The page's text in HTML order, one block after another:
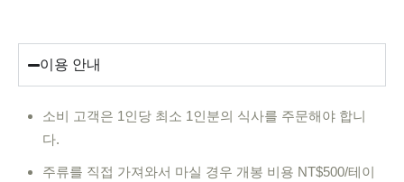
이용 안내
소비 고객은 1인당 최소 1인분의 식사를 주문해야 합니
다.
주류를 직접 가져와서 마실 경우 개봉 비용 NT$500/테이